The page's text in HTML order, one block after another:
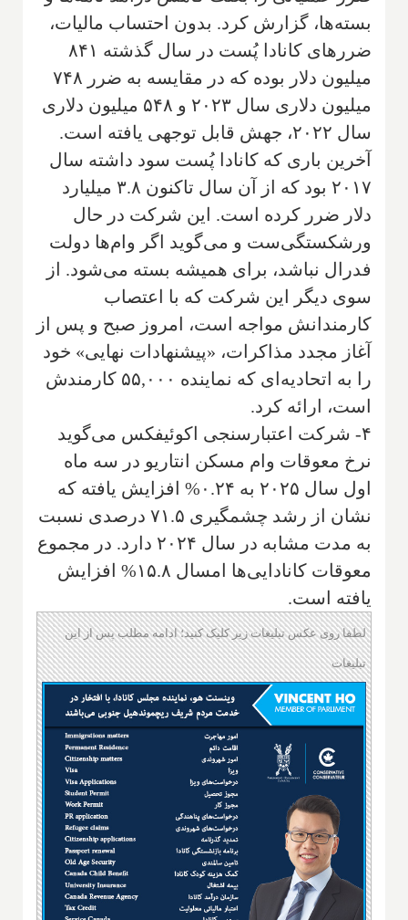
بسته‌ها، گزارش کرد. بدون احتساب مالیات،
ضررهای کانادا پُست در سال گذشته ۸۴۱
میلیون دلار بوده که در مقایسه به ضرر ۷۴۸
میلیون دلاری سال ۲۰۲۳ و ۵۴۸ میلیون دلاری
سال ۲۰۲۲، جهش قابل توجهی یافته است.
آخرین باری که کانادا پُست سود داشته سال
۲۰۱۷ بود که از آن سال تاکنون ۳.۸ میلیارد
دلار ضرر کرده است. این شرکت در حال
ورشکستگی‌ست و می‌گوید اگر وام‌ها دولت
فدرال نباشد، برای همیشه بسته می‌شود. از
سوی دیگر این شرکت که با اعتصاب
کارمندانش مواجه است، امروز صبح و پس از
آغاز مجدد مذاکرات، «پیشنهادات نهایی» خود
را به اتحادیه‌ای که نماینده ۵۵,۰۰۰ کارمندش
است، ارائه کرد.
۴- شرکت اعتبارسنجی اکوئیفکس می‌گوید
نرخ معوقات وام مسکن انتاریو در سه ماه
اول سال ۲۰۲۵ به ۰.۲۴% افزایش یافته که
نشان از رشد چشمگیری ۷۱.۵ درصدی نسبت
به مدت مشابه در سال ۲۰۲۴ دارد. در مجموع
معوقات کانادایی‌ها امسال ۱۵.۸% افزایش
یافته است.
لطفا روی عکس تبلیغات زیر کلیک کنید؛ ادامه مطلب پس از این
تبلیغات